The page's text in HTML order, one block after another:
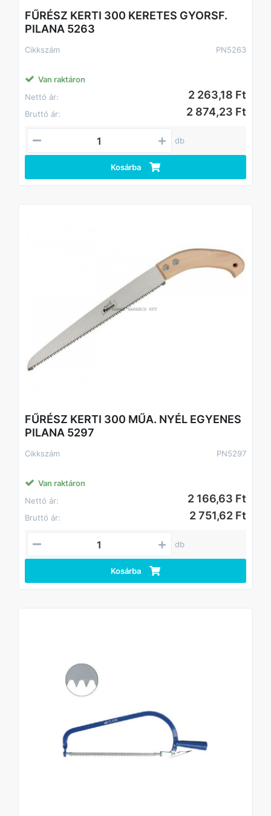
FŰRÉSZ KERTI 300 KERETES GYORSF.
PILANA 5263
Cikkszám PN5263
Van raktáron
Nettó ár:
2 263,18 Ft
Bruttó ár: 2 874,23 Ft
db
Kosárba
FŰRÉSZ KERTI 300 MŰA. NYÉL EGYENES
PILANA 5297
Cikkszám PN5297
Van raktáron
Nettó ár:
2 166,63 Ft
Bruttó ár: 2 751,62 Ft
db
Kosárba